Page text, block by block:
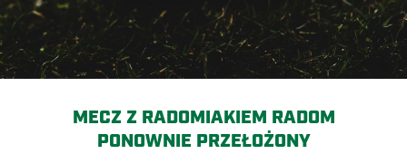
MECZ Z RADOMIAKIEM RADOM
PONOWNIE PRZEŁOŻONY